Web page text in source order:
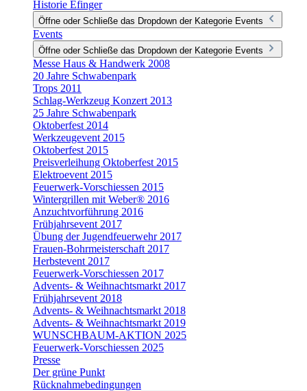
Historie Efinger
Öffne oder Schließe das Dropdown der Kategorie Events
Events
Öffne oder Schließe das Dropdown der Kategorie Events
Messe Haus & Handwerk 2008
20 Jahre Schwabenpark
Trops 2011
Schlag-Werkzeug Konzert 2013
25 Jahre Schwabenpark
Oktoberfest 2014
Werkzeugevent 2015
Oktoberfest 2015
Preisverleihung Oktoberfest 2015
Elektroevent 2015
Feuerwerk-Vorschiessen 2015
Wintergrillen mit Weber® 2016
Anzuchtvorführung 2016
Frühjahrsevent 2017
Übung der Jugendfeuerwehr 2017
Frauen-Bohrmeisterschaft 2017
Herbstevent 2017
Feuerwerk-Vorschiessen 2017
Advents- & Weihnachtsmarkt 2017
Frühjahrsevent 2018
Advents- & Weihnachtsmarkt 2018
Advents- & Weihnachtsmarkt 2019
WUNSCHBAUM-AKTION 2025
Feuerwerk-Vorschiessen 2025
Presse
Der grüne Punkt
Rücknahmebedingungen